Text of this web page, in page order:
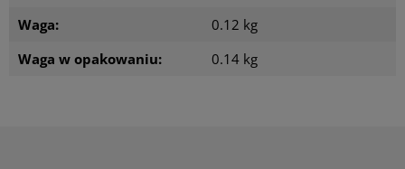
Waga:
0.12 kg
Waga w opakowaniu:
0.14 kg